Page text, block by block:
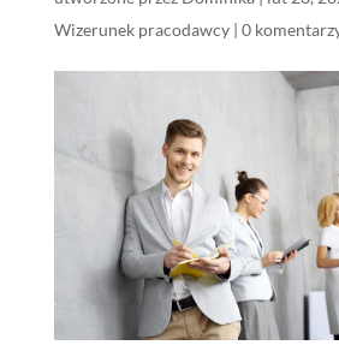
Wizerunek pracodawcy| 0